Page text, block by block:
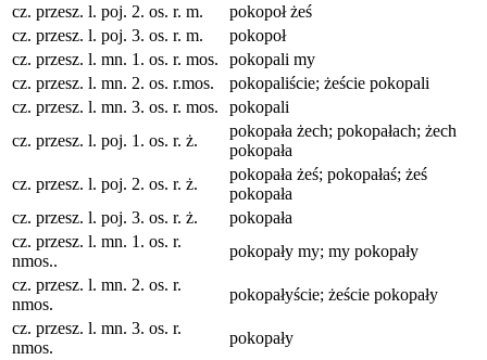
cz. przesz. l. poj. 2. os. r. m.
pokopoł żeś
cz. przesz. l. poj. 3. os. r. m.
pokopoł
cz. przesz. l. mn. 1. os. r. mos.
pokopali my
cz. przesz. l. mn. 2. os. r.mos.
pokopaliście; żeście pokopali
cz. przesz. l. mn. 3. os. r. mos.
pokopali
cz. przesz. l. poj. 1. os. r. ż.
pokopała żech; pokopałach; żech
pokopała
cz. przesz. l. poj. 2. os. r. ż.
pokopała żeś; pokopałaś; żeś
pokopała
cz. przesz. l. poj. 3. os. r. ż.
pokopała
cz. przesz. l. mn. 1. os. r.
nmos..
pokopały my; my pokopały
cz. przesz. l. mn. 2. os. r.
nmos.
pokopałyście; żeście pokopały
cz. przesz. l. mn. 3. os. r.
nmos.
pokopały